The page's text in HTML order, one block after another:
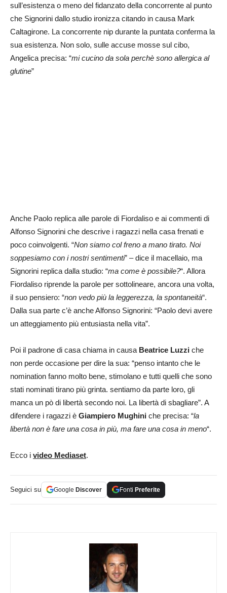
sull’esistenza o meno del fidanzato della concorrente al punto
che Signorini dallo studio ironizza citando in causa Mark
Caltagirone. La concorrente nip durante la puntata conferma la
sua esistenza. Non solo, sulle accuse mosse sul cibo,
Angelica precisa: “mi cucino da sola perchè sono allergica al
glutine”
Anche Paolo replica alle parole di Fiordaliso e ai commenti di
Alfonso Signorini che descrive i ragazzi nella casa frenati e
poco coinvolgenti. “Non siamo col freno a mano tirato. Noi
soppesiamo con i nostri sentimenti” – dice il macellaio, ma
Signorini replica dalla studio: “ma come è possibile?“. Allora
Fiordaliso riprende la parole per sottolineare, ancora una volta,
il suo pensiero: “non vedo più la leggerezza, la spontaneità“.
Dalla sua parte c’è anche Alfonso Signorini: “Paolo devi avere
un atteggiamento più entusiasta nella vita”.
Poi il padrone di casa chiama in causa Beatrice Luzzi che
non perde occasione per dire la sua: “penso intanto che le
nomination fanno molto bene, stimolano e tutti quelli che sono
stati nominati tirano più grinta. sentiamo da parte loro, gli
manca un pò di libertà secondo noi. La libertà di sbagliare”. A
difendere i ragazzi è Giampiero Mughini che precisa: “la
libertà non è fare una cosa in più, ma fare una cosa in meno“.
Ecco i video Mediaset.
Seguici su Google Discover Fonti Preferite